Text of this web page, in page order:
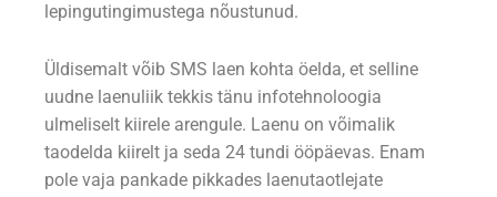
lepingutingimustega nõustunud.
Üldisemalt võib SMS laen kohta öelda, et selline
uudne laenuliik tekkis tänu infotehnoloogia
ulmeliselt kiirele arengule. Laenu on võimalik
taodelda kiirelt ja seda 24 tundi ööpäevas. Enam
pole vaja pankade pikkades laenutaotlejate